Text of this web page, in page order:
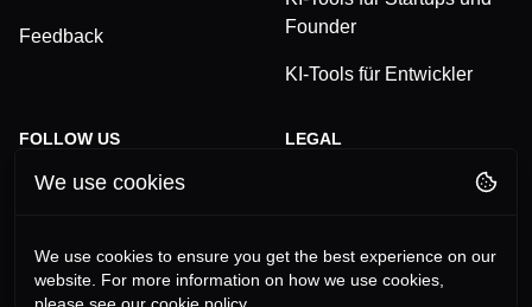
Feedback
Founder
KI-Tools für Entwickler
FOLLOW US
TikTok
YouTube
LEGAL
Imprint
We use cookies
We use cookies to ensure you get the best experience on our
website. For more information on how we use cookies,